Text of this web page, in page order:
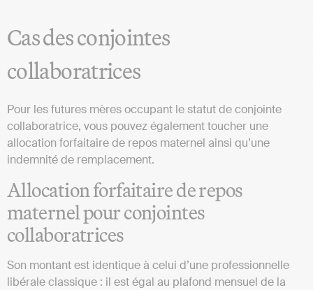
Cas des conjointes
collaboratrices
Pour les futures mères occupant le statut de conjointe
collaboratrice, vous pouvez également toucher une
allocation forfaitaire de repos maternel ainsi qu’une
indemnité de remplacement.
Allocation forfaitaire de repos
maternel pour conjointes
collaboratrices
Son montant est identique à celui d’une professionnelle
libérale classique : il est égal au plafond mensuel de la